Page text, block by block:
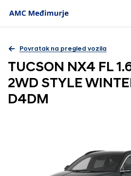
Povratak na pregled vozila
TUCSON NX4 FL
2WD STYLE
D4DM